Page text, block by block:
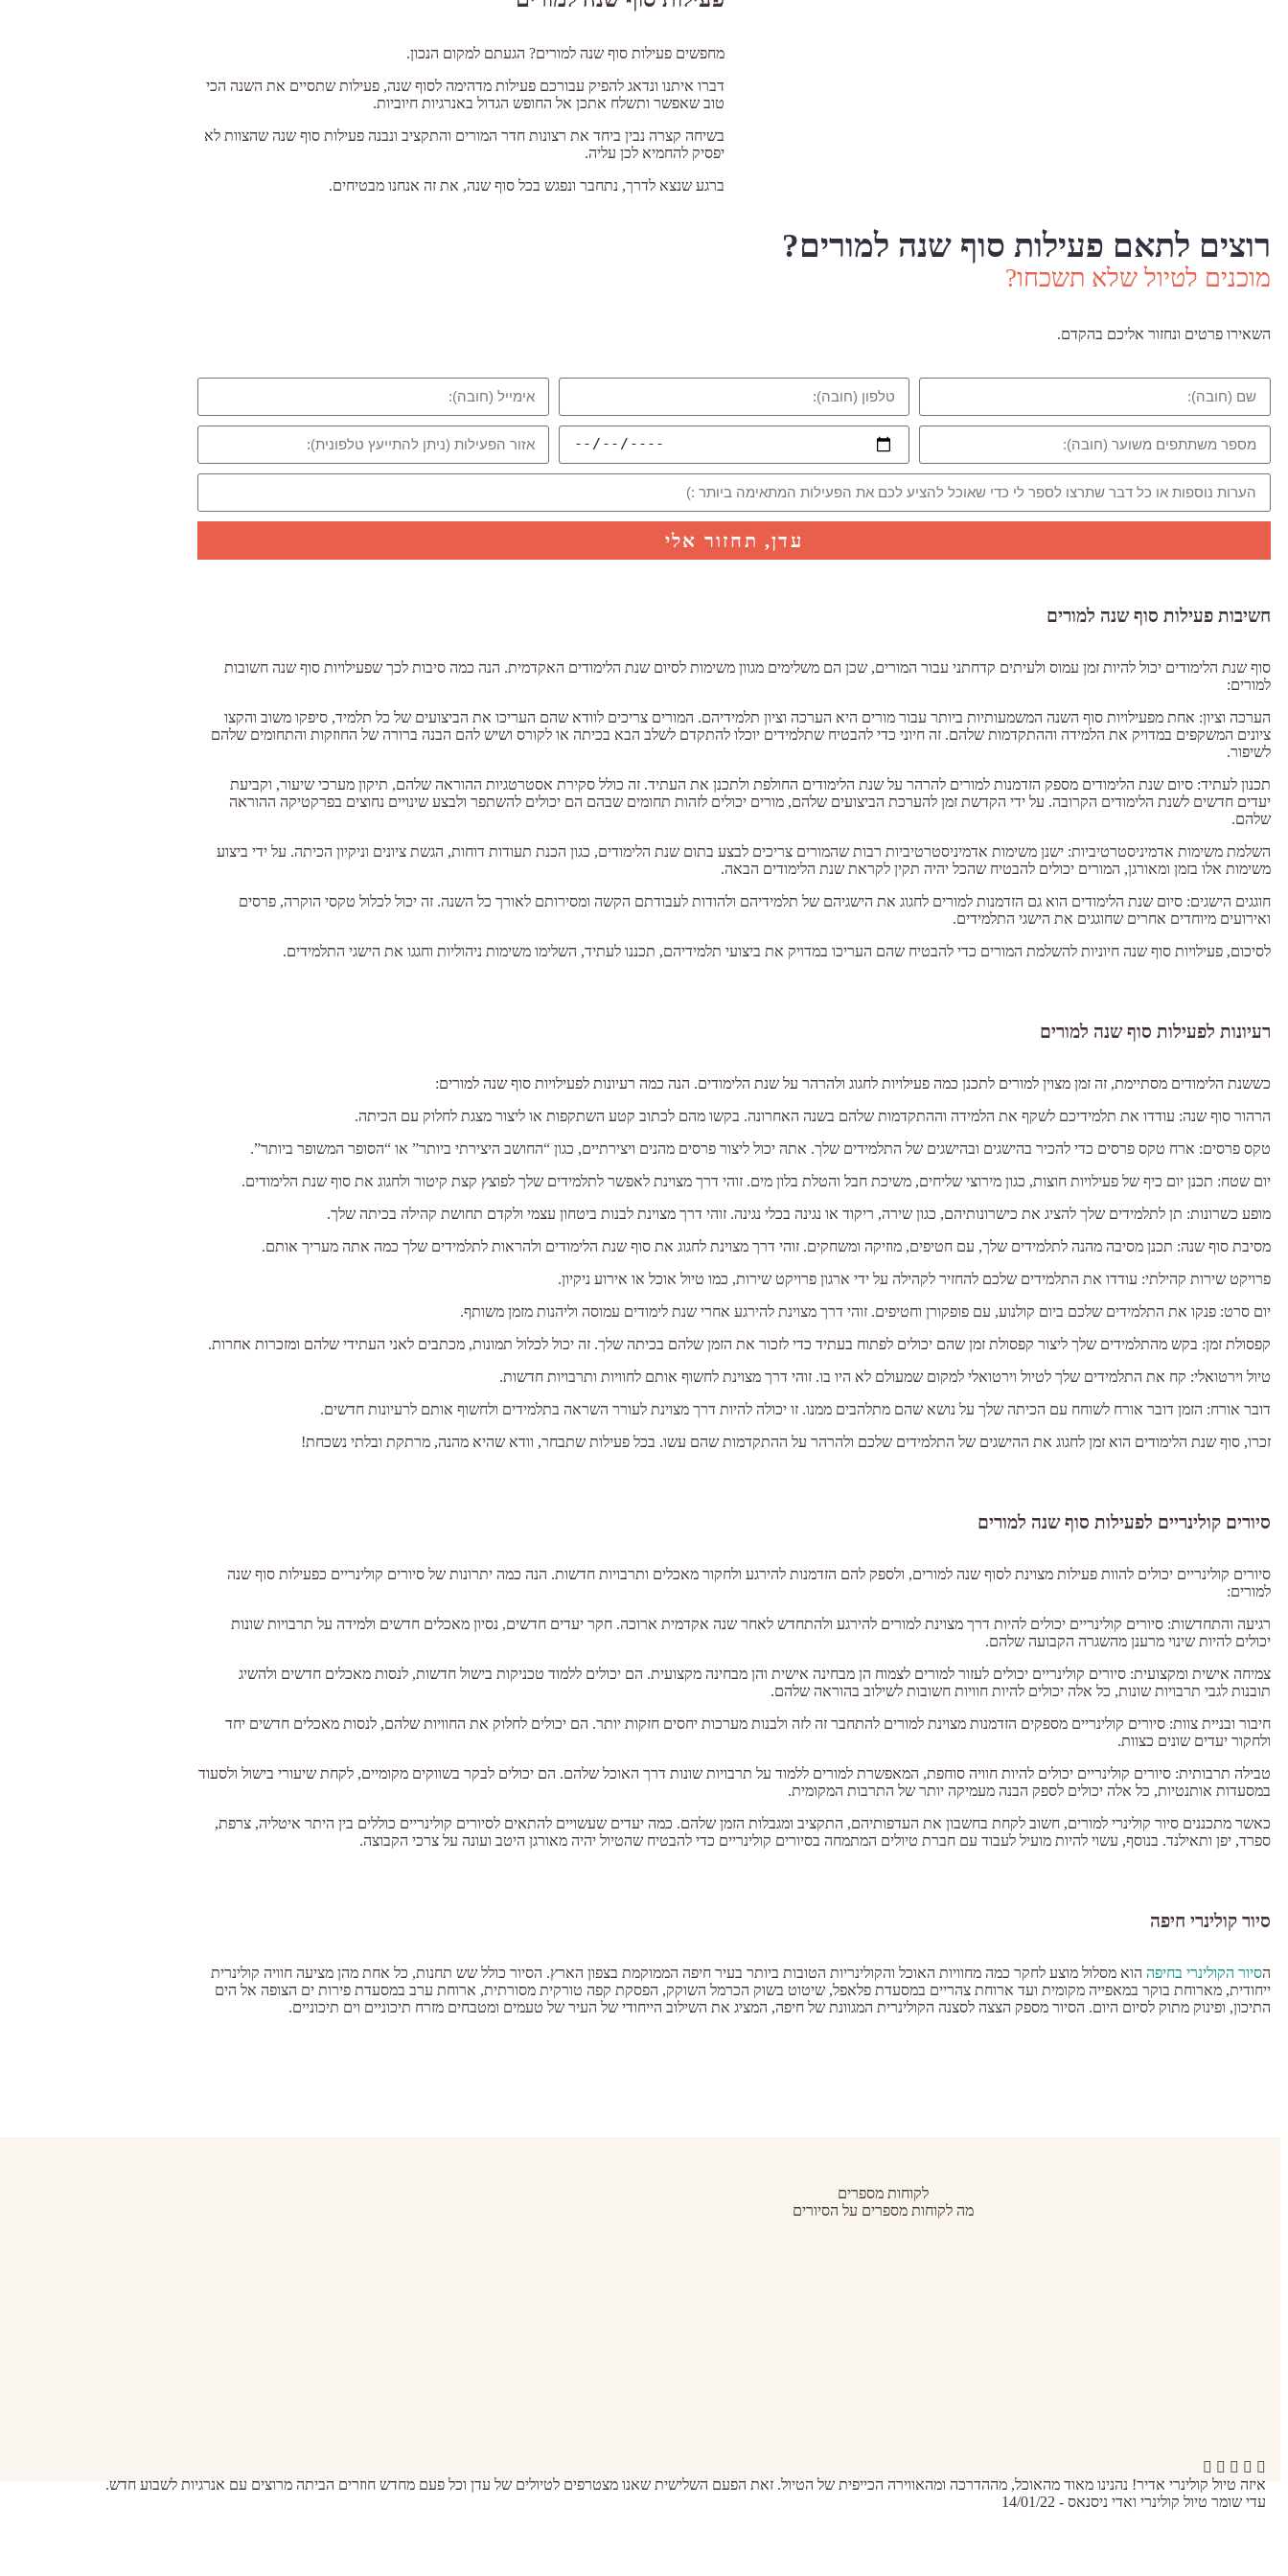
מחפשים פעילות סוף שנה למורים? הגעתם למקום הנכון.
דברו איתנו ונדאג להפיק עבורכם פעילות מדהימה לסוף שנה, פעילות שתסיים את השנה הכי
טוב שאפשר ותשלח אתכן אל החופש הגדול באנרגיות חיוביות.
בשיחה קצרה נבין ביחד את רצונות חדר המורים והתקציב ונבנה פעילות סוף שנה שהצוות לא
יפסיק להחמיא לכן עליה.
ברגע שנצא לדרך, נתחבר ונפגש בכל סוף שנה, את זה אנחנו מבטיחים.
רוצים לתאם פעילות סוף שנה למורים?
מוכנים לטיול שלא תשכחו?
השאירו פרטים ונחזור אליכם בהקדם.
עדן, תחזור אלי
חשיבות פעילות סוף שנה למורים
סוף שנת הלימודים יכול להיות זמן עמוס ולעיתים קדחתני עבור המורים, שכן הם משלימים מגוון משימות לסיום שנת הלימודים האקדמית. הנה כמה סיבות לכך שפעילויות סוף שנה חשובות
למורים:
הערכה וציון: אחת מפעילויות סוף השנה המשמעותיות ביותר עבור מורים היא הערכה וציון תלמידיהם. המורים צריכים לוודא שהם העריכו את הביצועים של כל תלמיד, סיפקו משוב והקצו
ציונים המשקפים במדויק את הלמידה וההתקדמות שלהם. זה חיוני כדי להבטיח שתלמידים יוכלו להתקדם לשלב הבא בכיתה או לקורס ושיש להם הבנה ברורה של החוזקות והתחומים שלהם
לשיפור.
תכנון לעתיד: סיום שנת הלימודים מספק הזדמנות למורים להרהר על שנת הלימודים החולפת ולתכנן את העתיד. זה כולל סקירת אסטרטגיות ההוראה שלהם, תיקון מערכי שיעור, וקביעת
יעדים חדשים לשנת הלימודים הקרובה. על ידי הקדשת זמן להערכת הביצועים שלהם, מורים יכולים לזהות תחומים שבהם הם יכולים להשתפר ולבצע שינויים נחוצים בפרקטיקה ההוראה
שלהם.
השלמת משימות אדמיניסטרטיביות: ישנן משימות אדמיניסטרטיביות רבות שהמורים צריכים לבצע בתום שנת הלימודים, כגון הכנת תעודות דוחות, הגשת ציונים וניקיון הכיתה. על ידי ביצוע
משימות אלו בזמן ומאורגן, המורים יכולים להבטיח שהכל יהיה תקין לקראת שנת הלימודים הבאה.
חוגגים הישגים: סיום שנת הלימודים הוא גם הזדמנות למורים לחגוג את הישגיהם של תלמידיהם ולהודות לעבודתם הקשה ומסירותם לאורך כל השנה. זה יכול לכלול טקסי הוקרה, פרסים
ואירועים מיוחדים אחרים שחוגגים את הישגי התלמידים.
לסיכום, פעילויות סוף שנה חיוניות להשלמת המורים כדי להבטיח שהם העריכו במדויק את ביצועי תלמידיהם, תכננו לעתיד, השלימו משימות ניהוליות וחגגו את הישגי התלמידים.
רעיונות לפעילות סוף שנה למורים
כששנת הלימודים מסתיימת, זה זמן מצוין למורים לתכנן כמה פעילויות לחגוג ולהרהר על שנת הלימודים. הנה כמה רעיונות לפעילויות סוף שנה למורים:
הרהור סוף שנה: עודדו את תלמידיכם לשקף את הלמידה וההתקדמות שלהם בשנה האחרונה. בקשו מהם לכתוב קטע השתקפות או ליצור מצגת לחלוק עם הכיתה.
טקס פרסים: ארח טקס פרסים כדי להכיר בהישגים ובהישגים של התלמידים שלך. אתה יכול ליצור פרסים מהנים ויצירתיים, כגון “החושב היצירתי ביותר” או “הסופר המשופר ביותר”.
יום שטח: תכנן יום כיף של פעילויות חוצות, כגון מירוצי שליחים, משיכת חבל והטלת בלון מים. זוהי דרך מצוינת לאפשר לתלמידים שלך לפוצץ קצת קיטור ולחגוג את סוף שנת הלימודים.
מופע כשרונות: תן לתלמידים שלך להציג את כישרונותיהם, כגון שירה, ריקוד או נגינה בכלי נגינה. זוהי דרך מצוינת לבנות ביטחון עצמי ולקדם תחושת קהילה בכיתה שלך.
מסיבת סוף שנה: תכנן מסיבה מהנה לתלמידים שלך, עם חטיפים, מוזיקה ומשחקים. זוהי דרך מצוינת לחגוג את סוף שנת הלימודים ולהראות לתלמידים שלך כמה אתה מעריך אותם.
פרויקט שירות קהילתי: עודדו את התלמידים שלכם להחזיר לקהילה על ידי ארגון פרויקט שירות, כמו טיול אוכל או אירוע ניקיון.
יום סרט: פנקו את התלמידים שלכם ביום קולנוע, עם פופקורן וחטיפים. זוהי דרך מצוינת להירגע אחרי שנת לימודים עמוסה וליהנות מזמן משותף.
קפסולת זמן: בקש מהתלמידים שלך ליצור קפסולת זמן שהם יכולים לפתוח בעתיד כדי לזכור את הזמן שלהם בכיתה שלך. זה יכול לכלול תמונות, מכתבים לאני העתידי שלהם ומזכרות אחרות.
טיול וירטואלי: קח את התלמידים שלך לטיול וירטואלי למקום שמעולם לא היו בו. זוהי דרך מצוינת לחשוף אותם לחוויות ותרבויות חדשות.
דובר אורח: הזמן דובר אורח לשוחח עם הכיתה שלך על נושא שהם מתלהבים ממנו. זו יכולה להיות דרך מצוינת לעורר השראה בתלמידים ולחשוף אותם לרעיונות חדשים.
זכרו, סוף שנת הלימודים הוא זמן לחגוג את ההישגים של התלמידים שלכם ולהרהר על ההתקדמות שהם עשו. בכל פעילות שתבחר, וודא שהיא מהנה, מרתקת ובלתי נשכחת!
סיורים קולינריים לפעילות סוף שנה למורים
סיורים קולינריים יכולים להוות פעילות מצוינת לסוף שנה למורים, ולספק להם הזדמנות להירגע ולחקור מאכלים ותרבויות חדשות. הנה כמה יתרונות של סיורים קולינריים כפעילות סוף שנה
למורים:
רגיעה והתחדשות: סיורים קולינריים יכולים להיות דרך מצוינת למורים להירגע ולהתחדש לאחר שנה אקדמית ארוכה. חקר יעדים חדשים, נסיון מאכלים חדשים ולמידה על תרבויות שונות
יכולים להיות שינוי מרענן מהשגרה הקבועה שלהם.
צמיחה אישית ומקצועית: סיורים קולינריים יכולים לעזור למורים לצמוח הן מבחינה אישית והן מבחינה מקצועית. הם יכולים ללמוד טכניקות בישול חדשות, לנסות מאכלים חדשים ולהשיג
תובנות לגבי תרבויות שונות, כל אלה יכולים להיות חוויות חשובות לשילוב בהוראה שלהם.
חיבור ובניית צוות: סיורים קולינריים מספקים הזדמנות מצוינת למורים להתחבר זה לזה ולבנות מערכות יחסים חזקות יותר. הם יכולים לחלוק את החוויות שלהם, לנסות מאכלים חדשים יחד
ולחקור יעדים שונים כצוות.
טבילה תרבותית: סיורים קולינריים יכולים להיות חוויה סוחפת, המאפשרת למורים ללמוד על תרבויות שונות דרך האוכל שלהם. הם יכולים לבקר בשווקים מקומיים, לקחת שיעורי בישול ולסעוד
במסעדות אותנטיות, כל אלה יכולים לספק הבנה מעמיקה יותר של התרבות המקומית.
כאשר מתכננים סיור קולינרי למורים, חשוב לקחת בחשבון את העדפותיהם, התקציב ומגבלות הזמן שלהם. כמה יעדים שעשויים להתאים לסיורים קולינריים כוללים בין היתר איטליה, צרפת,
ספרד, יפן ותאילנד. בנוסף, עשוי להיות מועיל לעבוד עם חברת טיולים המתמחה בסיורים קולינריים כדי להבטיח שהטיול יהיה מאורגן היטב ועונה על צרכי הקבוצה.
סיור קולינרי חיפה
הסיור הקולינרי בחיפה הוא מסלול מוצע לחקר כמה מחוויות האוכל והקולינריות הטובות ביותר בעיר חיפה הממוקמת בצפון הארץ. הסיור כולל שש תחנות, כל אחת מהן מציעה חוויה קולינרית
ייחודית, מארוחת בוקר במאפייה מקומית ועד ארוחת צהריים במסעדת פלאפל, שיטוט בשוק הכרמל השוקק, הפסקת קפה טורקית מסורתית, ארוחת ערב במסעדת פירות ים הצופה אל הים
התיכון, ופינוק מתוק לסיום היום. הסיור מספק הצצה לסצנה הקולינרית המגוונת של חיפה, המציג את השילוב הייחודי של העיר של טעמים ומטבחים מזרח תיכוניים וים תיכוניים.
לקוחות מספרים
מה לקוחות מספרים על הסיורים
איזה טיול קולינרי אדיר! נהנינו מאוד מהאוכל, מההדרכה ומהאווירה הכייפית של הטיול. זאת הפעם השלישית שאנו מצטרפים לטיולים של עדן וכל פעם מחדש חוזרים הביתה מרוצים עם אנרגיות לשבוע חדש.
עדי שומר טיול קולינרי ואדי ניסנאס - 14/01/22